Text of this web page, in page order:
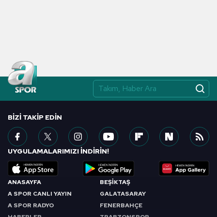
ANASAYFA
A SPOR CANLI YAYIN
A SPOR RADYO
BEŞİKTAŞ
GALATASARAY
FENERBAHÇE
BIZI TAKIP EDIN
UYGULAMALARIMIZI İNDİRİN!